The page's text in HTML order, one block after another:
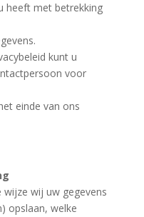
heeft met betrekking
kunt u
voor
einde van ons
wijze wij uw gegevens
opslaan, welke